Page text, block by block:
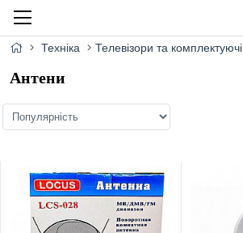
Техніка Телевізори та комплектуючі
Антени